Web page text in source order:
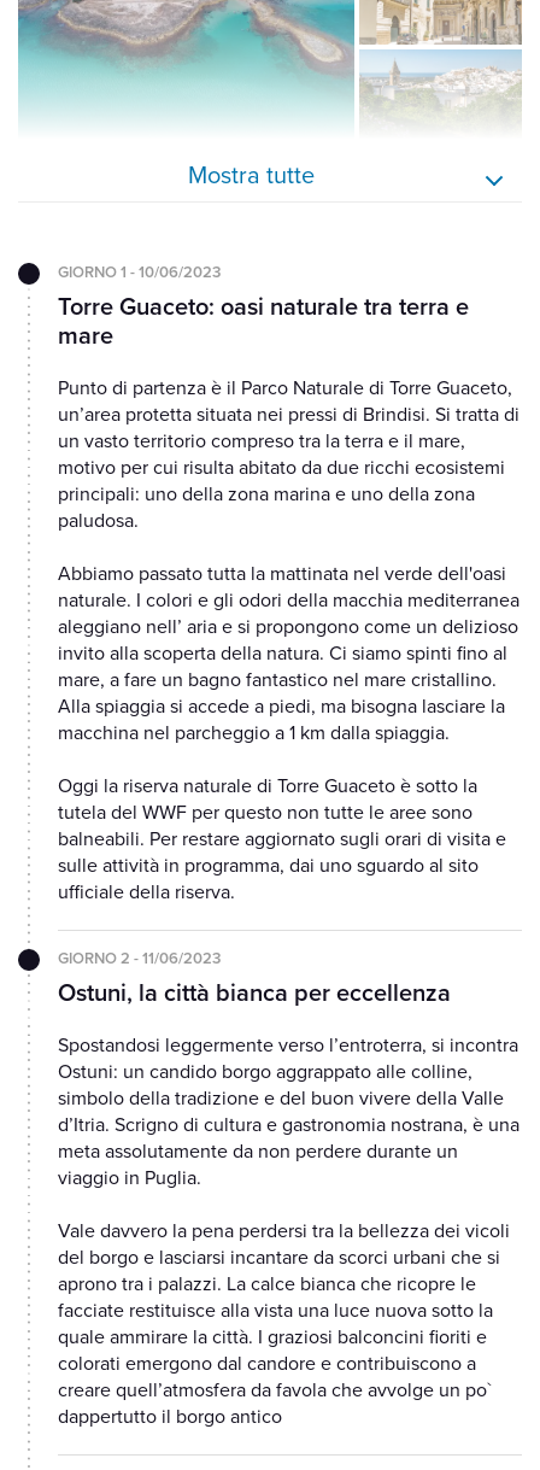
Mostra tutte
GIORNO 1 - 10/06/2023
Torre Guaceto: oasi naturale tra terra e
mare
Punto di partenza è il Parco Naturale di Torre Guaceto,
un’area protetta situata nei pressi di Brindisi. Si tratta di
un vasto territorio compreso tra la terra e il mare,
motivo per cui risulta abitato da due ricchi ecosistemi
principali: uno della zona marina e uno della zona
paludosa.
Abbiamo passato tutta la mattinata nel verde dell'oasi
naturale. I colori e gli odori della macchia mediterranea
aleggiano nell’ aria e si propongono come un delizioso
invito alla scoperta della natura. Ci siamo spinti fino al
mare, a fare un bagno fantastico nel mare cristallino.
Alla spiaggia si accede a piedi, ma bisogna lasciare la
macchina nel parcheggio a 1 km dalla spiaggia.
Oggi la riserva naturale di Torre Guaceto è sotto la
tutela del WWF per questo non tutte le aree sono
balneabili. Per restare aggiornato sugli orari di visita e
sulle attività in programma, dai uno sguardo al sito
ufficiale della riserva.
GIORNO 2 - 11/06/2023
Ostuni, la città bianca per eccellenza
Spostandosi leggermente verso l’entroterra, si incontra
Ostuni: un candido borgo aggrappato alle colline,
simbolo della tradizione e del buon vivere della Valle
d’Itria. Scrigno di cultura e gastronomia nostrana, è una
meta assolutamente da non perdere durante un
viaggio in Puglia.
Vale davvero la pena perdersi tra la bellezza dei vicoli
del borgo e lasciarsi incantare da scorci urbani che si
aprono tra i palazzi. La calce bianca che ricopre le
facciate restituisce alla vista una luce nuova sotto la
quale ammirare la città. I graziosi balconcini fioriti e
colorati emergono dal candore e contribuiscono a
creare quell’atmosfera da favola che avvolge un po`
dappertutto il borgo antico